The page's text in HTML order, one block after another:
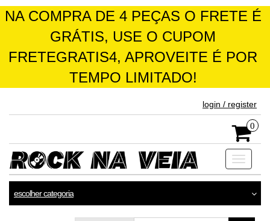
NA COMPRA DE 4 PEÇAS O FRETE É
GRÁTIS, USE O CUPOM
FRETEGRATIS4, APROVEITE É POR
TEMPO LIMITADO!
login / register
0
Toggle
escolher categoria